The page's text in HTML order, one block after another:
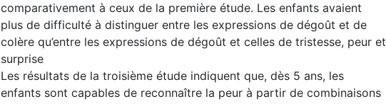
comparativement à ceux de la première étude. Les enfants avaient
plus de difficulté à distinguer entre les expressions de dégoût et de
colère qu’entre les expressions de dégoût et celles de tristesse, peur et
surprise
Les résultats de la troisième étude indiquent que, dès 5 ans, les
enfants sont capables de reconnaître la peur à partir de combinaisons